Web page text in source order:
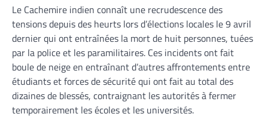
Le Cachemire indien connaît une recrudescence des
tensions depuis des heurts lors d’élections locales le 9 avril
dernier qui ont entraînées la mort de huit personnes, tuées
par la police et les paramilitaires. Ces incidents ont fait
boule de neige en entraînant d’autres affrontements entre
étudiants et forces de sécurité qui ont fait au total des
dizaines de blessés, contraignant les autorités à fermer
temporairement les écoles et les universités.